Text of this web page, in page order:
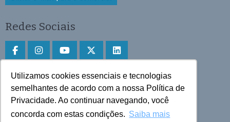
Utilizamos cookies essenciais e tecnologias
semelhantes de acordo com a nossa Política de
Privacidade. Ao continuar navegando, você
concorda com estas condições. Saiba mais
Redes Sociais
Faça download do aplicativo
Play Store e App Store